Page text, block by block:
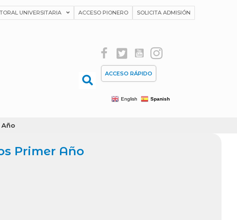
UNIVERSITARIA ACCESO PIONERO SOLICITA ADMISIÓN
ACCESO RÁPIDO
English Spanish
Primer Año